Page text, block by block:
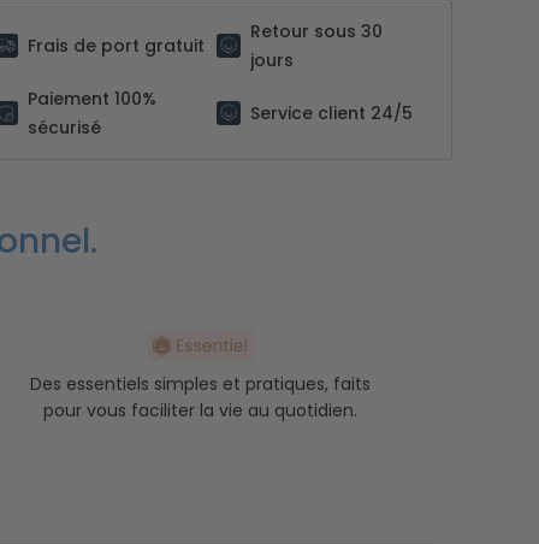
Frais de port gratuit
Retour sous 30
jours
Paiement 100%
sécurisé
Service client 24/5
Des essentiels simples et pratiques, faits
pour vous faciliter la vie au quotidien.